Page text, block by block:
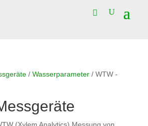
/ Wasserparameter/ WTW -